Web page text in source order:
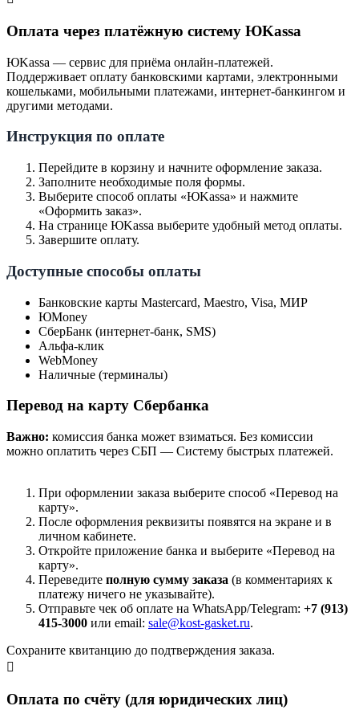
Оплата через платёжную систему ЮKassa
ЮKassa — сервис для приёма онлайн-платежей.
Поддерживает оплату банковскими картами, электронными
кошельками, мобильными платежами, интернет-банкингом и
другими методами.
Инструкция по оплате
Перейдите в корзину и начните оформление заказа.
Заполните необходимые поля формы.
Выберите способ оплаты «ЮKassa» и нажмите
«Оформить заказ».
На странице ЮKassa выберите удобный метод оплаты.
Завершите оплату.
Доступные способы оплаты
Банковские карты Mastercard, Maestro, Visa, МИР
ЮMoney
СберБанк (интернет-банк, SMS)
Альфа-клик
WebMoney
Наличные (терминалы)
Перевод на карту Сбербанка
Важно: комиссия банка может взиматься. Без комиссии
можно оплатить через СБП — Систему быстрых платежей.
При оформлении заказа выберите способ «Перевод на
карту».
После оформления реквизиты появятся на экране и в
личном кабинете.
Откройте приложение банка и выберите «Перевод на
карту».
Переведите полную сумму заказа (в комментариях к
платежу ничего не указывайте).
Отправьте чек об оплате на WhatsApp/Telegram: +7 (913)
415-3000 или email: sale@kost-gasket.ru.
Сохраните квитанцию до подтверждения заказа.
Оплата по счёту (для юридических лиц)